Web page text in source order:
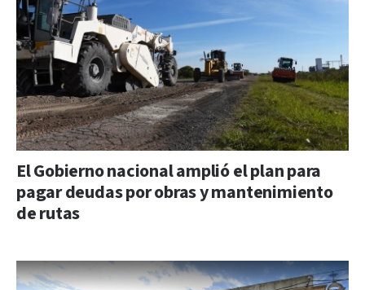
El Gobierno nacional amplió el plan para
pagar deudas por obras y mantenimiento
de rutas